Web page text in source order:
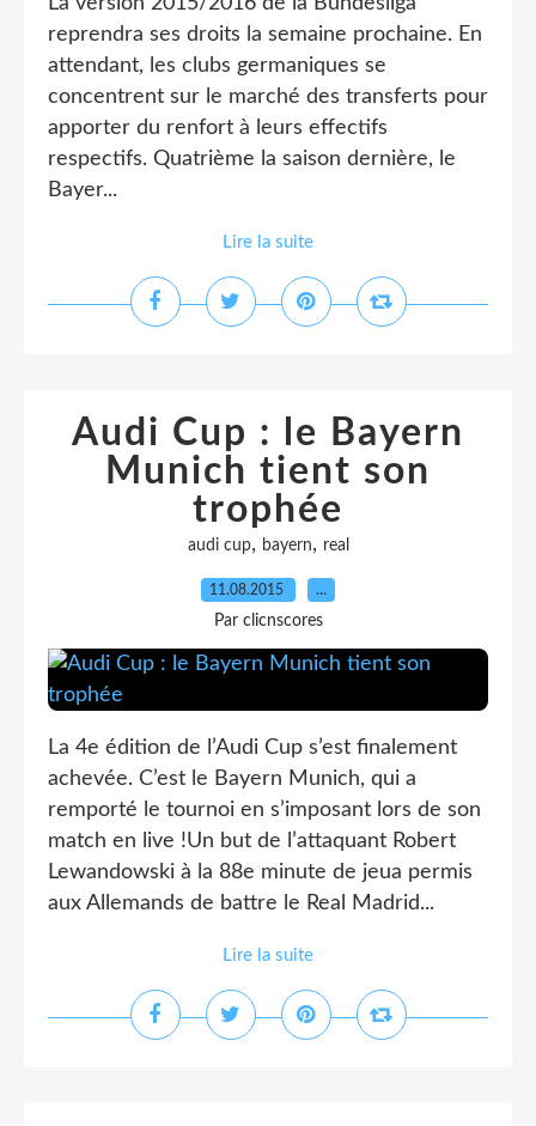
reprendra ses droits la semaine prochaine. En
attendant, les clubs germaniques se
concentrent sur le marché des transferts pour
apporter du renfort à leurs effectifs
respectifs. Quatrième la saison dernière, le
Bayer...
Lire la suite
Audi Cup : le Bayern
Munich tient son
trophée
audi cup, bayern, real
11.08.2015 …
Par clicnscores
La 4e édition de l’Audi Cup s’est finalement
achevée. C’est le Bayern Munich, qui a
remporté le tournoi en s’imposant lors de son
match en live !Un but de l’attaquant Robert
Lewandowski à la 88e minute de jeua permis
aux Allemands de battre le Real Madrid...
Lire la suite